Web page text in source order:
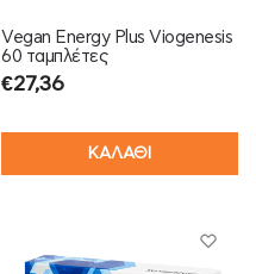
Vegan Energy Plus Viogenesis
60 ταμπλέτες
€27,36
ΚΑΛΑΘΙ